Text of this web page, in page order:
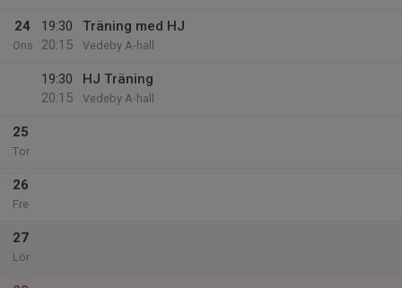
24
Ons
19:30
20:15
Träning med HJ
Vedeby A-hall
19:30
20:15
HJ Träning
Vedeby A-hall
25
Tor
26
Fre
27
Lör